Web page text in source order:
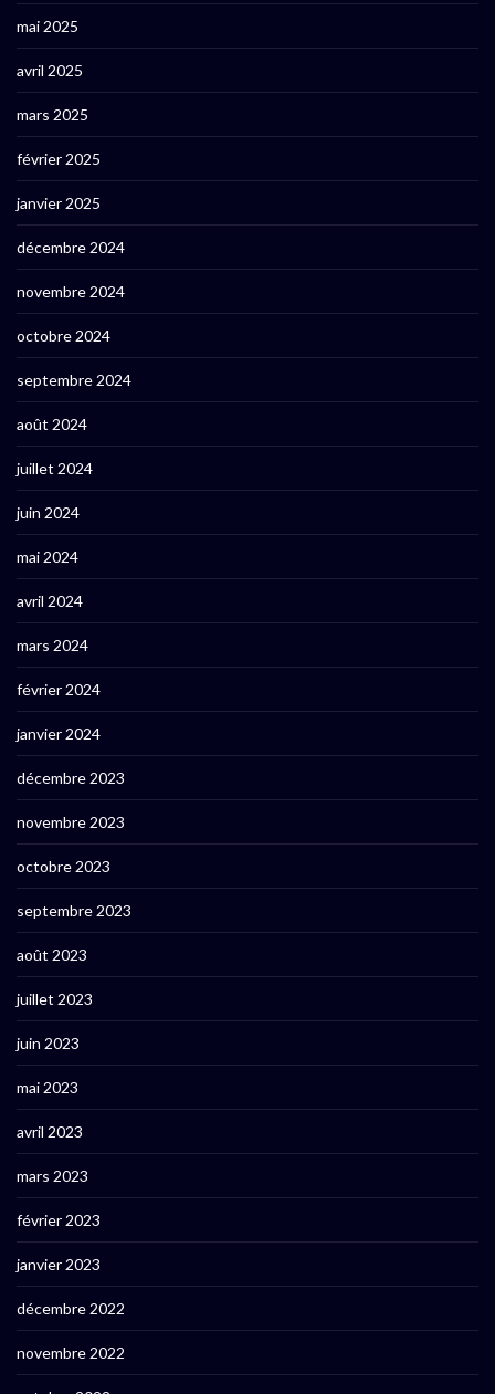
mai 2025
avril 2025
mars 2025
février 2025
janvier 2025
décembre 2024
novembre 2024
octobre 2024
septembre 2024
août 2024
juillet 2024
juin 2024
mai 2024
avril 2024
mars 2024
février 2024
janvier 2024
décembre 2023
novembre 2023
octobre 2023
septembre 2023
août 2023
juillet 2023
juin 2023
mai 2023
avril 2023
mars 2023
février 2023
janvier 2023
décembre 2022
novembre 2022